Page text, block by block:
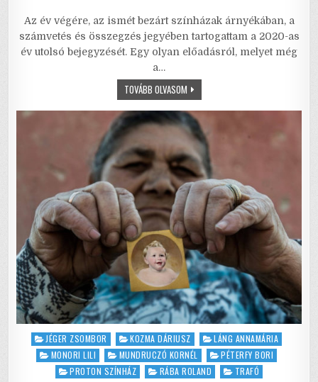
c
e
b
o
k
it
te
r
ai
l
ai
l
at
s
ar
e
Az év végére, az ismét bezárt színházak árnyékában, a
számvetés és összegzés jegyében tartogattam a 2020-as
év utolsó bejegyzését. Egy olyan előadásról, melyet még
a…
TOVÁBB OLVASOMSZÉGYEN
–
A
2020-
AS
ESZTENDŐ
MARGÓJÁRA
Posted
in
JÉGER ZSOMBOR KOZMA DÁRIUSZ
LÁNG ANNAMÁRIA
MONORI LILI
MUNDRUCZÓ KORNÉL
PÉTERFY BORI
PROTON SZÍNHÁZ
RÁBA ROLAND TRAFÓ